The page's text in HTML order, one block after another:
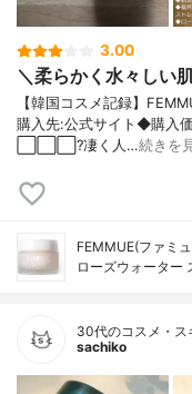
3.00
＼柔らかく水々しい
【韓国コスメ記録】
購入先:公式サイト◆購入
⬜️⬜️⬜️?凄く人…続きを
FEMMUE(ファミ
ローズウォーター
30代のコスメ・ス
sachiko